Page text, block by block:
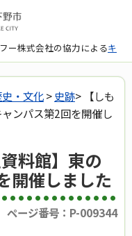
ー株式会社の協力によるキ
史・文化>史跡> 【しも
ンパス第2回を開催し
料館】東の
開催しました
ページ番号：P-009344